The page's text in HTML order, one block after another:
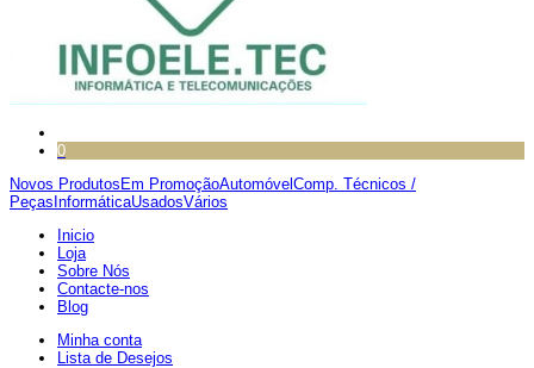
0
Novos Produtos Em PromoçãoAutomóvel Comp. Técnicos /
Peças InformáticaUsadosVários
Inicio
Loja
Sobre Nós
Contacte-nos
Blog
Minha conta
Lista de Desejos